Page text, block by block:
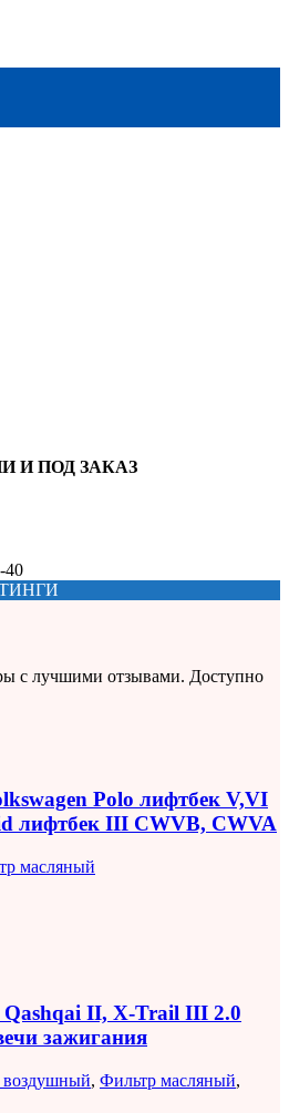
И ПОД ЗАКАЗ
с лучшими отзывами. Доступно
Polo лифтбек V,VI
лифтбек III CWVB, CWVA
масляный
II, X-Trail III 2.0
зажигания
, Фильтр масляный,